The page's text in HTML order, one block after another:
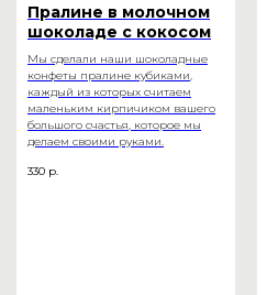
Пралине в молочном
шоколаде с кокосом
Мы сделали наши шоколадные
конфеты пралине кубиками,
каждый из которых считаем
маленьким кирпичиком вашего
большого счастья, которое мы
делаем своими руками.
330 р.